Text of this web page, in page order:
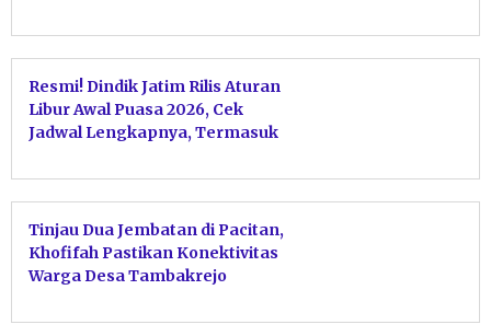
Resmi! Dindik Jatim Rilis Aturan
Libur Awal Puasa 2026, Cek
Jadwal Lengkapnya, Termasuk
Tinjau Dua Jembatan di Pacitan,
Khofifah Pastikan Konektivitas
Warga Desa Tambakrejo